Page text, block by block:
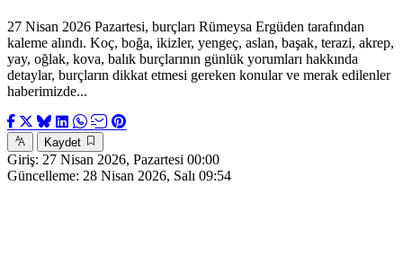
27 Nisan 2026 Pazartesi, burçları Rümeysa Ergüden tarafından
kaleme alındı. Koç, boğa, ikizler, yengeç, aslan, başak, terazi, akrep,
yay, oğlak, kova, balık burçlarının günlük yorumları hakkında
detaylar, burçların dikkat etmesi gereken konular ve merak edilenler
haberimizde...
Kaydet
Giriş: 27 Nisan 2026, Pazartesi 00:00
Güncelleme: 28 Nisan 2026, Salı 09:54